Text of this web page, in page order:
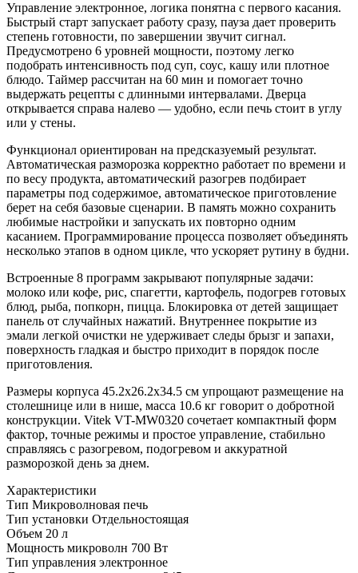
Управление электронное, логика понятна с первого касания.
Быстрый старт запускает работу сразу, пауза дает проверить
степень готовности, по завершении звучит сигнал.
Предусмотрено 6 уровней мощности, поэтому легко
подобрать интенсивность под суп, соус, кашу или плотное
блюдо. Таймер рассчитан на 60 мин и помогает точно
выдержать рецепты с длинными интервалами. Дверца
открывается справа налево — удобно, если печь стоит в углу
или у стены.
Функционал ориентирован на предсказуемый результат.
Автоматическая разморозка корректно работает по времени и
по весу продукта, автоматический разогрев подбирает
параметры под содержимое, автоматическое приготовление
берет на себя базовые сценарии. В память можно сохранить
любимые настройки и запускать их повторно одним
касанием. Программирование процесса позволяет объединять
несколько этапов в одном цикле, что ускоряет рутину в будни.
Встроенные 8 программ закрывают популярные задачи:
молоко или кофе, рис, спагетти, картофель, подогрев готовых
блюд, рыба, попкорн, пицца. Блокировка от детей защищает
панель от случайных нажатий. Внутреннее покрытие из
эмали легкой очистки не удерживает следы брызг и запахи,
поверхность гладкая и быстро приходит в порядок после
приготовления.
Размеры корпуса 45.2x26.2x34.5 см упрощают размещение на
столешнице или в нише, масса 10.6 кг говорит о добротной
конструкции. Vitek VT-MW0320 сочетает компактный форм
фактор, точные режимы и простое управление, стабильно
справляясь с разогревом, подогревом и аккуратной
разморозкой день за днем.
Характеристики
Тип Микроволновая печь
Тип установки Отдельностоящая
Объем 20 л
Мощность микроволн 700 Вт
Тип управления электронное